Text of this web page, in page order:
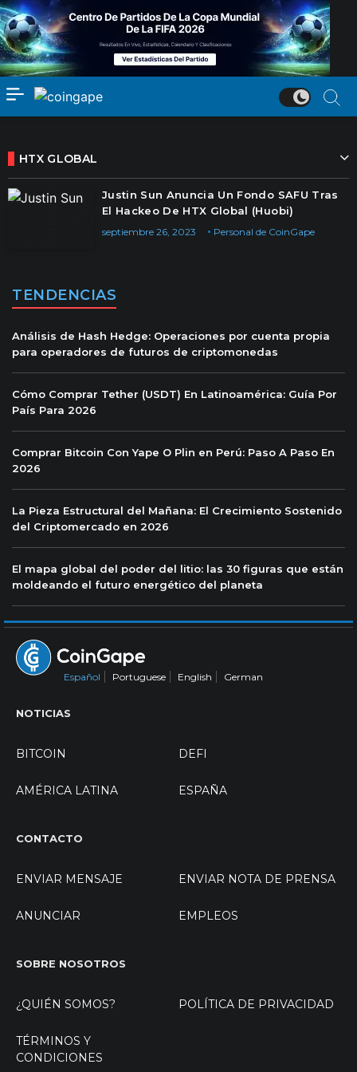
HTX GLOBAL
Justin Sun Anuncia Un Fondo SAFU Tras
El Hackeo De HTX Global (Huobi)
Personal de CoinGape
septiembre 26, 2023
TENDENCIAS
Análisis de Hash Hedge: Operaciones por cuenta propia
para operadores de futuros de criptomonedas
Cómo Comprar Tether (USDT) En Latinoamérica: Guía Por
País Para 2026
Comprar Bitcoin Con Yape O Plin en Perú: Paso A Paso En
2026
La Pieza Estructural del Mañana: El Crecimiento Sostenido
del Criptomercado en 2026
El mapa global del poder del litio: las 30 figuras que están
moldeando el futuro energético del planeta
Español Portuguese English German
NOTICIAS
BITCOIN DEFI
AMÉRICA LATINA ESPAÑA
CONTACTO
ENVIAR MENSAJE ENVIAR NOTA DE PRENSA
ANUNCIAR EMPLEOS
SOBRE NOSOTROS
¿QUIÉN SOMOS? POLÍTICA DE PRIVACIDAD
TÉRMINOS Y
CONDICIONES